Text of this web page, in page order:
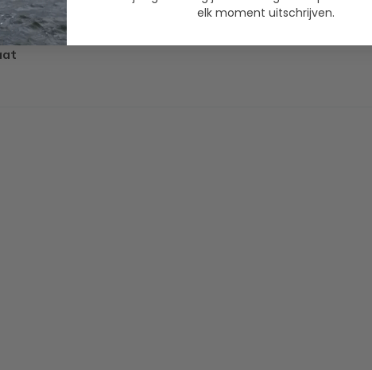
elk moment uitschrijven.